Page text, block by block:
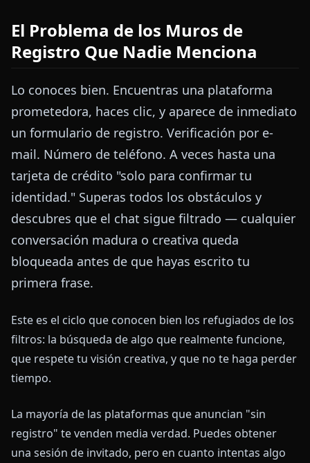
El Problema de los Muros de
Registro Que Nadie Menciona
Lo conoces bien. Encuentras una plataforma
prometedora, haces clic, y aparece de inmediato
un formulario de registro. Verificación por e-
mail. Número de teléfono. A veces hasta una
tarjeta de crédito "solo para confirmar tu
identidad." Superas todos los obstáculos y
descubres que el chat sigue filtrado — cualquier
conversación madura o creativa queda
bloqueada antes de que hayas escrito tu
primera frase.
Este es el ciclo que conocen bien los refugiados de los
filtros: la búsqueda de algo que realmente funcione,
que respete tu visión creativa, y que no te haga perder
tiempo.
La mayoría de las plataformas que anuncian "sin
registro" te venden media verdad. Puedes obtener
una sesión de invitado, pero en cuanto intentas algo